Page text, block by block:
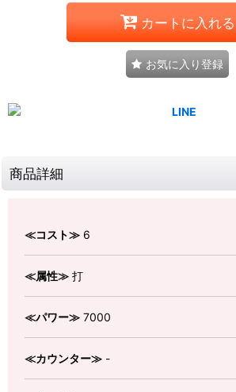
カートに入れる
お気に入り登録
商品詳細
≪コスト≫ 6
≪属性≫ 打
≪パワー≫ 7000
≪カウンター≫ -